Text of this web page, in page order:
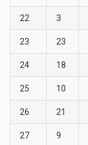
22 3
23 23
24 18
25 10
26 21
27 9